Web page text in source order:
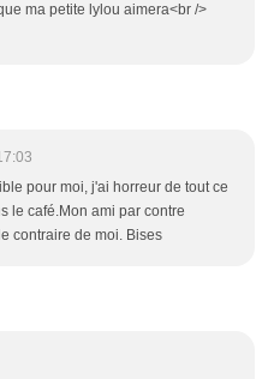
ma petite lylou aimera<br />
pour moi, j'ai horreur de tout ce
le café.Mon ami par contre
contraire de moi. Bises